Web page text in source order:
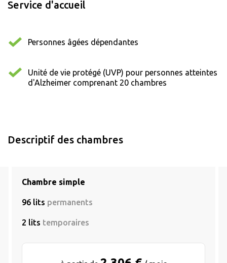
Service d'accueil
Personnes âgées dépendantes
Unité de vie protégé (UVP) pour personnes atteintes
d'Alzheimer comprenant 20 chambres
Descriptif des chambres
Chambre simple
96 lits permanents
2 lits temporaires